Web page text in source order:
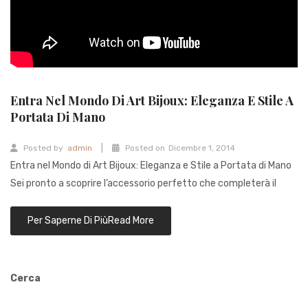
Entra Nel Mondo Di Art Bijoux: Eleganza E Stile A
Portata Di Mano
Posted by admin Posted on Dicembre 1, 2014
Entra nel Mondo di Art Bijoux: Eleganza e Stile a Portata di Mano
Sei pronto a scoprire l’accessorio perfetto che completerà il
Read More
Cerca